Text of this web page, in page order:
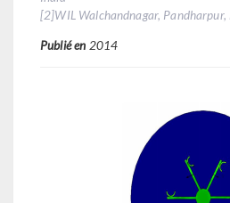
[2]WIL Walchandnagar,
Publié en 2014